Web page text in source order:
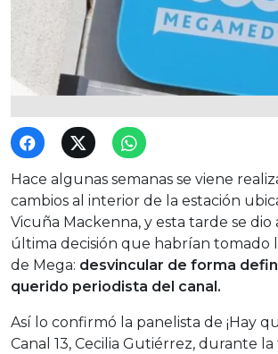
Hace algunas semanas se viene
cambios al interior de la estación
Vicuña Mackenna, y esta tarde se dio
última decisión que habrían tomado
de Mega: desvincular de forma
querido periodista del canal.
Así lo confirmó la panelista de ¡Hay
Canal 13, Cecilia Gutiérrez, durante